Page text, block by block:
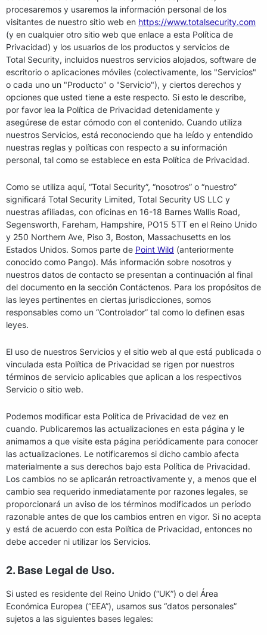
procesaremos y usaremos la información personal de los
visitantes de nuestro sitio web en https://www.totalsecurity.com
(y en cualquier otro sitio web que enlace a esta Política de
Privacidad) y los usuarios de los productos y servicios de
Total Security, incluidos nuestros servicios alojados, software de
escritorio o aplicaciones móviles (colectivamente, los "Servicios"
o cada uno un "Producto" o "Servicio"), y ciertos derechos y
opciones que usted tiene a este respecto. Si esto le describe,
por favor lea la Política de Privacidad detenidamente y
asegúrese de estar cómodo con el contenido. Cuando utiliza
nuestros Servicios, está reconociendo que ha leído y entendido
nuestras reglas y políticas con respecto a su información
personal, tal como se establece en esta Política de Privacidad.
Como se utiliza aquí, “Total Security”, “nosotros” o “nuestro”
significará Total Security Limited, Total Security US LLC y
nuestras afiliadas, con oficinas en 16-18 Barnes Wallis Road,
Segensworth, Fareham, Hampshire, PO15 5TT en el Reino Unido
y 250 Northern Ave, Piso 3, Boston, Massachusetts en los
Estados Unidos. Somos parte de Point Wild (anteriormente
conocido como Pango). Más información sobre nosotros y
nuestros datos de contacto se presentan a continuación al final
del documento en la sección Contáctenos. Para los propósitos de
las leyes pertinentes en ciertas jurisdicciones, somos
responsables como un “Controlador” tal como lo definen esas
leyes.
El uso de nuestros Servicios y el sitio web al que está publicada o
vinculada esta Política de Privacidad se rigen por nuestros
términos de servicio aplicables que aplican a los respectivos
Servicio o sitio web.
Podemos modificar esta Política de Privacidad de vez en
cuando. Publicaremos las actualizaciones en esta página y le
animamos a que visite esta página periódicamente para conocer
las actualizaciones. Le notificaremos si dicho cambio afecta
materialmente a sus derechos bajo esta Política de Privacidad.
Los cambios no se aplicarán retroactivamente y, a menos que el
cambio sea requerido inmediatamente por razones legales, se
proporcionará un aviso de los términos modificados un período
razonable antes de que los cambios entren en vigor. Si no acepta
y está de acuerdo con esta Política de Privacidad, entonces no
debe acceder ni utilizar los Servicios.
2. Base Legal de Uso.
Si usted es residente del Reino Unido (“UK”) o del Área
Económica Europea (“EEA”), usamos sus “datos personales”
sujetos a las siguientes bases legales: